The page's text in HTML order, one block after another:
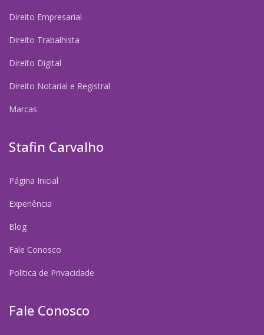
Direito Empresarial
Direito Trabalhista
Direito Digital
Direito Notarial e Registral
Marcas
Stafin Carvalho
Página Inicial
Experiência
Blog
Fale Conosco
Politica de Privacidade
Fale Conosco